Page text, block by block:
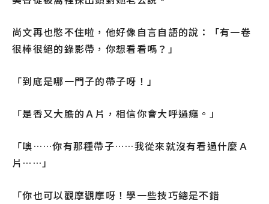
尚文再也憋不住啦，他好像自言自語的說：「有一卷
很棒很絕的錄影帶，你想看看嗎？」
「到底是哪一門子的帶子呀！」
「是香又大膽的Ａ片，相信你會大呼過癮。」
「噢……你有那種帶子……我從來就沒有看過什麼Ａ
片……」
「你也可以觀摩觀摩呀！學一些技巧總是不錯